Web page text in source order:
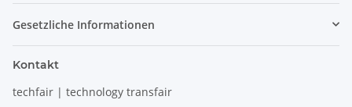
Gesetzliche Informationen
Kontakt
techfair | technology transfair